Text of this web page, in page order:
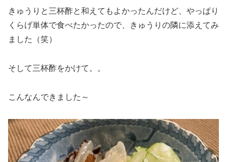
きゅうりと三杯酢と和えてもよかったんだけど、やっぱり
くらげ単体で食べたかったので、きゅうりの隣に添えてみ
ました（笑）
そして三杯酢をかけて。。
こんなんできました～